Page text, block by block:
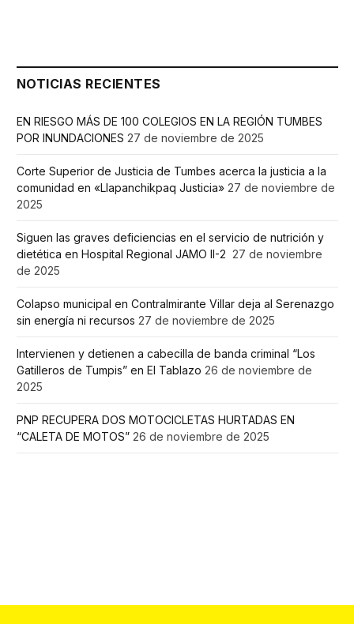
NOTICIAS RECIENTES
EN RIESGO MÁS DE 100 COLEGIOS EN LA REGIÓN TUMBES
POR INUNDACIONES 27 de noviembre de 2025
Corte Superior de Justicia de Tumbes acerca la justicia a la
comunidad en «Llapanchikpaq Justicia» 27 de noviembre de
2025
Siguen las graves deficiencias en el servicio de nutrición y
dietética en Hospital Regional JAMO II-2 27 de noviembre
de 2025
Colapso municipal en Contralmirante Villar deja al Serenazgo
sin energía ni recursos 27 de noviembre de 2025
Intervienen y detienen a cabecilla de banda criminal “Los
Gatilleros de Tumpis” en El Tablazo 26 de noviembre de
2025
PNP RECUPERA DOS MOTOCICLETAS HURTADAS EN
“CALETA DE MOTOS” 26 de noviembre de 2025